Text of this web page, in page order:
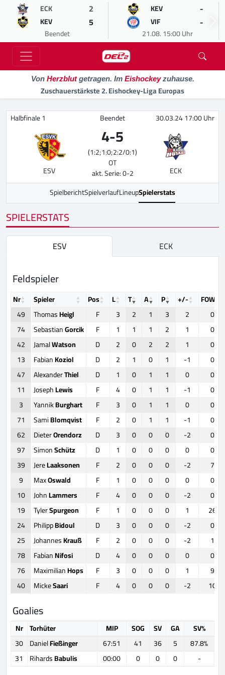
ECK 2
KEV 5
Beendet
KEV -
VIF -
21.08. 15:00 Uhr
Von Herzblutgetragen. Im Eishockeyzuhause.
Zuschauerstärkste 2. Eishockey-Liga Europas
Halbfinale 1 Beendet 30.03.24 17:00 Uhr
ESV
4-5
(1:2;1:0;2:2/0:1)
OT
akt. Serie: 0-2
ECK
SpielberichtSpielverlaufLineupSpielerstats
SPIELERSTATS
ESV ECK
Feldspieler
Nr Spieler Pos L T A P +/-
FOW
49
ThomasHeigl F 3 2 1 3 2
0
74
SebastianGorcik F 1 1 1 2 1
0
42
JamalWatson D 2 0 2 2 1
0
13
FabianKoziol D 2 1 0 1 -1
0
47
AlexanderThiel D 1 0 1 1 0
0
11
JosephLewis F 4 0 1 1 -1
0
3
YannikBurghart F 3 0 1 1 0
0
71
SamiBlomqvist F 2 0 1 1 -1
0
62
DieterOrendorz D 3 0 0 0 -2
0
97
SimonSchütz D 1 0 0 0 0
0
39
JereLaaksonen F 2 0 0 0 -2
7
9
MaxOswald F 1 0 0 0 0
0
10
JohnLammers F 4 0 0 0 -2
0
19
TylerSpurgeon F 1 0 0 0 1
26
24
PhilippBidoul D 3 0 0 0 -2
0
25
JohannesKrauß F 2 0 0 0 -2
1
78
FabianNifosi D 4 0 0 0 0
0
76
MaximilianHops F 3 0 0 0 1
9
40
MickeSaari F 4 0 0 0 -2 10
Goalies
Nr Torhüter MIP SOG SV GA
SV%
30 DanielFießinger 67:51 41 36 5
87.8%
31
RihardsBabulis 00:00 0 0 0 -